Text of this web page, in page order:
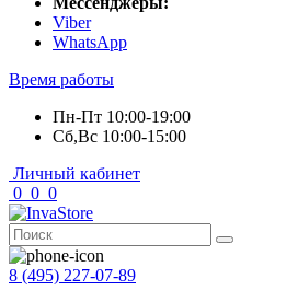
Viber
WhatsApp
Время работы
Пн-Пт 10:00-19:00
Сб,Вс 10:00-15:00
Личный кабинет
0 0 0
8 (495) 227-07-89